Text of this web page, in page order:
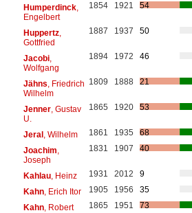
Humperdinck,
Engelbert
1854 1921 54
Huppertz,
Gottfried
1887 1937 50
Jacobi,
Wolfgang
1894 1972 46
Jähns, Friedrich
Wilhelm
1809 1888 21
Jenner, Gustav
U.
1865 1920 53
Jeral , Wilhelm 1861 1935
68
Joachim,
Joseph
1831 1907 40
Kahlau, Heinz 1931 2012
9
Kahn, Erich Itor 1905 1956
35
Kahn, Robert 1865 1951
73